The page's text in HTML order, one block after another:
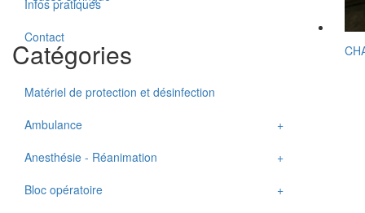
Infos pratiques
Contact
Catégories
Matériel de protection et désinfection
Ambulance
Ambulance type A1
Anesthésie - Réanimation
Anesthésie divers acces.et conso
Bloc opératoire